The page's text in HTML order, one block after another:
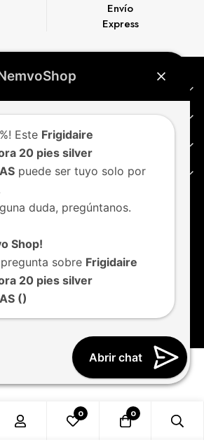
Envío
Express
Reservados.
0 0
Este Frigidaire
20 pies silver
puede ser tuyo solo por
duda, pregúntanos.
Shop!
sobre Frigidaire
20 pies silver
()
Abrir chat